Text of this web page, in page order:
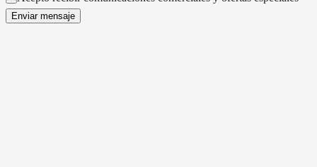
Enviar mensaje